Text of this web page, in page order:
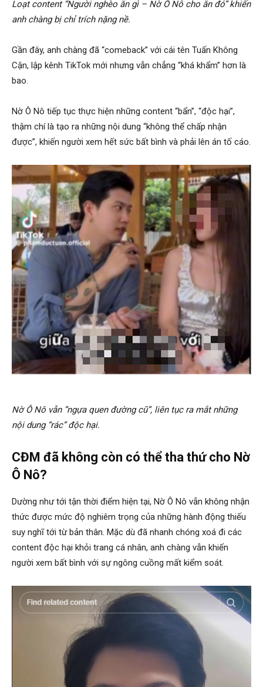
Loạt content “Người nghèo ăn gì – Nờ Ô Nô cho ăn đó” khiến
anh chàng bị chỉ trích nặng nề.
Gần đây, anh chàng đã “comeback” với cái tên Tuấn Không
Cận, lập kênh TikTok mới nhưng vẫn chẳng “khá khẩm” hơn là
bao.
Nờ Ô Nô tiếp tục thực hiện những content “bẩn”, “độc hại”,
thậm chí là tạo ra những nội dung “không thể chấp nhận
được”, khiến người xem hết sức bất bình và phải lên án tố cáo.
Nờ Ô Nô vẫn “ngựa quen đường cũ”, liên tục ra mắt những
nội dung “rác” độc hại.
CĐM đã không còn có thể tha thứ cho Nờ
Ô Nô?
Dường như tới tận thời điểm hiện tại, Nờ Ô Nô vẫn không nhận
thức được mức độ nghiêm trọng của những hành động thiếu
suy nghĩ tới từ bản thân. Mặc dù đã nhanh chóng xoá đi các
content độc hại khỏi trang cá nhân, anh chàng vẫn khiến
người xem bất bình với sự ngông cuồng mất kiểm soát.